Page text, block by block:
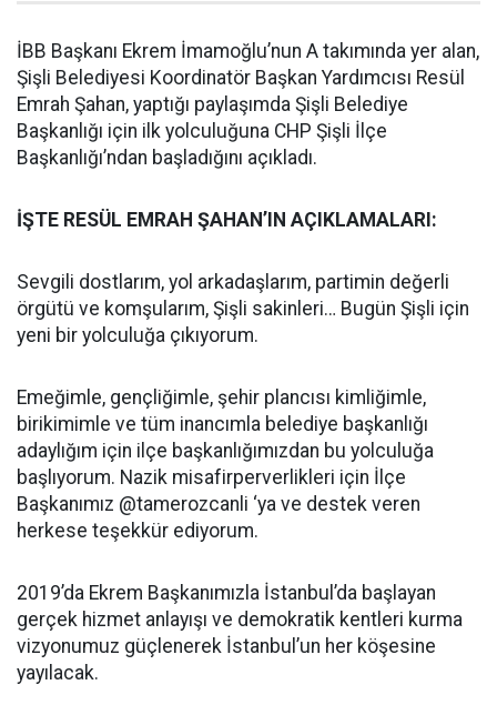
İBB Başkanı Ekrem İmamoğlu’nun A takımında yer alan,
Şişli Belediyesi Koordinatör Başkan Yardımcısı Resül
Emrah Şahan, yaptığı paylaşımda Şişli Belediye
Başkanlığı için ilk yolculuğuna CHP Şişli İlçe
Başkanlığı’ndan başladığını açıkladı.
İŞTE RESÜL EMRAH ŞAHAN’IN AÇIKLAMALARI:
Sevgili dostlarım, yol arkadaşlarım, partimin değerli
örgütü ve komşularım, Şişli sakinleri… Bugün Şişli için
yeni bir yolculuğa çıkıyorum.
Emeğimle, gençliğimle, şehir plancısı kimliğimle,
birikimimle ve tüm inancımla belediye başkanlığı
adaylığım için ilçe başkanlığımızdan bu yolculuğa
başlıyorum. Nazik misafirperverlikleri için İlçe
Başkanımız @tamerozcanli ‘ya ve destek veren
herkese teşekkür ediyorum.
2019’da Ekrem Başkanımızla İstanbul’da başlayan
gerçek hizmet anlayışı ve demokratik kentleri kurma
vizyonumuz güçlenerek İstanbul’un her köşesine
yayılacak.